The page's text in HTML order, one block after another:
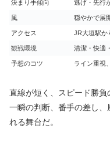
決まり手傾向 逃げ・先行
風 穏やかで展
アクセス JR大垣駅か
観戦環境 清潔・快適
予想のコツ ライン重視
直線が短く、スピード勝負
一瞬の判断、番手の差し
れる舞台だ。